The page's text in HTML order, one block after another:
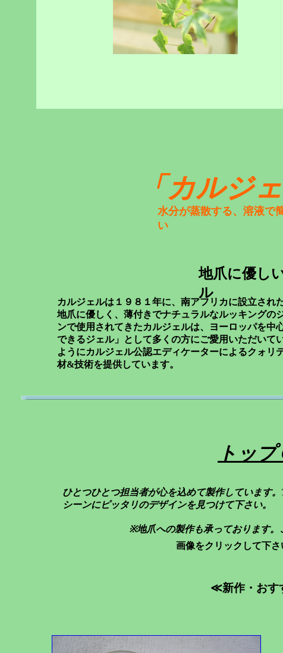
No.F_003
≪新作・お
ひとつひとつ担当者が心を込めて製作しています
シーンにピッタリのデザインを見つけて下さい。
※地爪への製作も承っております。ご希望
水分が蒸散する、溶液で
い
トップ
地爪に優し
ル
「カルジ
画像をクリックして下さ
カルジェルは１９８１年に、南アフリカに設立さ
地爪に優しく、薄付きでナチュラルなルッキングの
ンで使用されてきたカルジェルは、ヨーロッパを
できるジェル」として多くの方にご愛用いただいて
ようにカルジェル公認エディケーターによるクォ
材&技術を提供しています。